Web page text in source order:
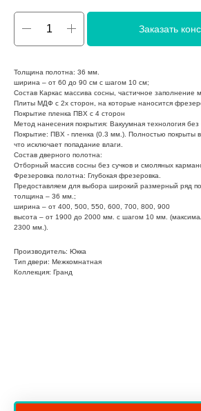
Заказать
Толщина полотна: 36 мм.
ширина – от 60 до 90 см с шагом 10 см;
Состав Каркас массива сосны, частичное заполнение
Плиты МДФ с 2х сторон, на которые наносится
Покрытие пленка ПВХ с 4 сторон
Метод нанесения покрытия: Вакуумная технология без
Покрытие: ПВХ - пленка (0.3 мм.). Полностью покрыты
что исключает попадание влаги.
Состав дверного полотна:
Отборный массив сосны без сучков и смоляных
Фрезеровка полотна: Глубокая фрезеровка.
Предоставляем для выбора широкий размерный ряд
толщина – 36 мм.;
ширина – от 400, 500, 550, 600, 700, 800, 900
высота – от 1900 до 2000 мм. с шагом 10 мм.
2300 мм.).
Производитель: Юкка
Тип двери: Межкомнатная
Коллекция: Гранд